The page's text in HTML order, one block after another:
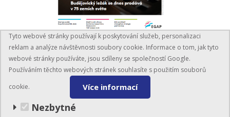
PŘEČÍST ČASOPIS
Tyto webové stránky používají k poskytování služeb, personalizaci
reklam a analýze návštěvnosti soubory cookie. Informace o tom, jak tyto
webové stránky používáte, jsou sdíleny se společností Google.
Používáním těchto webových stránek souhlasíte s použitím souborů
cookie.
Více informací
Nezbytné